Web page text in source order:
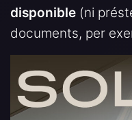
disponible (ni
documents, per